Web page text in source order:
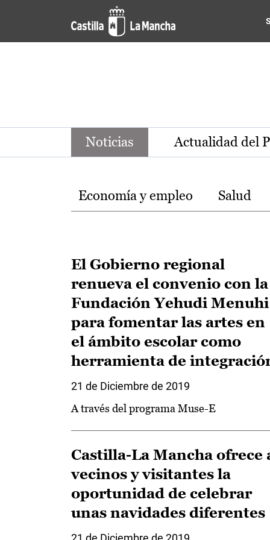
Pasar al contenido principal
Noticias de la región de
Noticias Actualidad del
Temas
Economía y empleo Salud
El Gobierno regional
renueva el convenio con la
Fundación Yehudi Menuhi
para fomentar las artes en
el ámbito escolar como
herramienta de
21 de Diciembre de 2019
A través del programa Muse-E
Castilla-La Mancha ofrece
vecinos y visitantes la
oportunidad de celebrar
unas navidades diferentes